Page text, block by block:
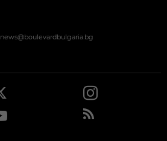
news@boulevardbulgaria.bg